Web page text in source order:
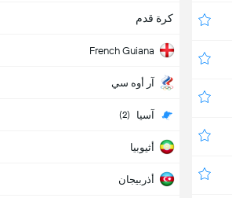
كرة قدم
French Guiana
آر أوه سي
آسيا (2)
أثيوبيا
أذربيجان